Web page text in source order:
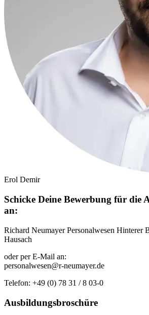
Erol Demir
Schicke Deine Bewerbung für die
an:
Richard Neumayer Personalwesen Hinterer
Hausach
oder per E-Mail an:
personalwesen@r-neumayer.de
Telefon: +49 (0) 78 31 / 8 03-0
Ausbildungsbroschüre